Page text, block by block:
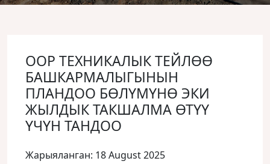
ООР ТЕХНИКАЛЫК ТЕЙЛӨӨ
БАШКАРМАЛЫГЫНЫН
ПЛАНДОО БӨЛҮМҮНӨ ЭКИ
ЖЫЛДЫК ТАКШАЛМА ӨТҮҮ
ҮЧҮН ТАНДОО
Жарыяланган: 18 August 2025